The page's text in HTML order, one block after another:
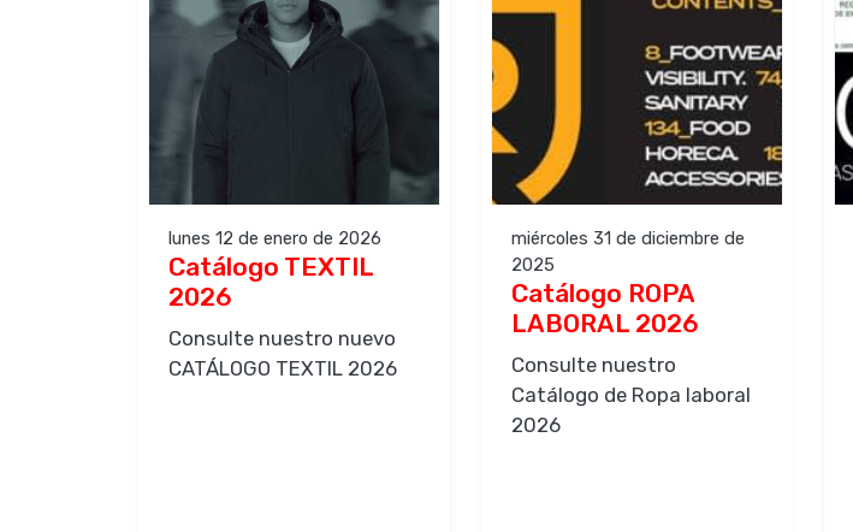
lunes 12 de enero de 2026
Catálogo TEXTIL
2026
Consulte nuestro nuevo
CATÁLOGO TEXTIL 2026
miércoles 31 de diciembre de
2025
Catálogo ROPA
LABORAL 2026
Consulte nuestro
Catálogo de Ropa laboral
2026